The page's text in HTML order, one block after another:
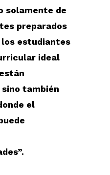
solamente de
preparados
los estudiantes
ideal
también
el